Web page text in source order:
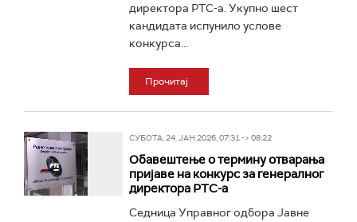
директора РТС-а. Укупно шест
кандидата испунило услове
конкурса...
Прочитај
СУБОТА, 24. ЈАН 2026, 07:31 -> 08:22
Обавештење о термину отварања
пријаве на конкурс за генералног
директора РТС-а
Седница Управног одбора Јавне